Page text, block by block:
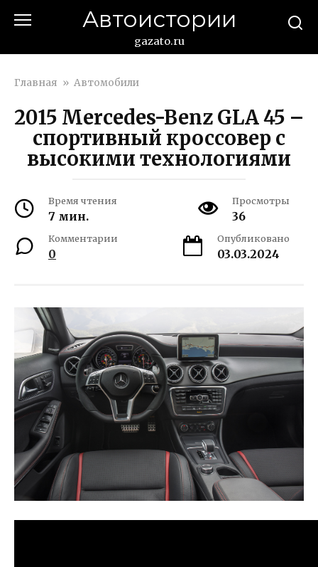
Автоистории
gazato.ru
Главная » Автомобили
2015 Mercedes-Benz GLA 45 –
спортивный кроссовер с
высокими технологиями
Время чтения
7 мин.
Просмотры
36
Комментарии
0
Опубликовано
03.03.2024